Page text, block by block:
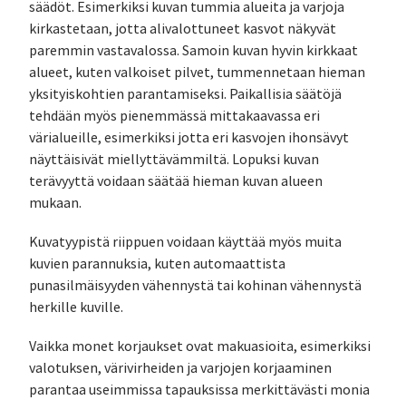
säädöt. Esimerkiksi kuvan tummia alueita ja varjoja
kirkastetaan, jotta alivalottuneet kasvot näkyvät
paremmin vastavalossa. Samoin kuvan hyvin kirkkaat
alueet, kuten valkoiset pilvet, tummennetaan hieman
yksityiskohtien parantamiseksi. Paikallisia säätöjä
tehdään myös pienemmässä mittakaavassa eri
värialueille, esimerkiksi jotta eri kasvojen ihonsävyt
näyttäisivät miellyttävämmiltä. Lopuksi kuvan
terävyyttä voidaan säätää hieman kuvan alueen
mukaan.
Kuvatyypistä riippuen voidaan käyttää myös muita
kuvien parannuksia, kuten automaattista
punasilmäisyyden vähennystä tai kohinan vähennystä
herkille kuville.
Vaikka monet korjaukset ovat makuasioita, esimerkiksi
valotuksen, värivirheiden ja varjojen korjaaminen
parantaa useimmissa tapauksissa merkittävästi monia